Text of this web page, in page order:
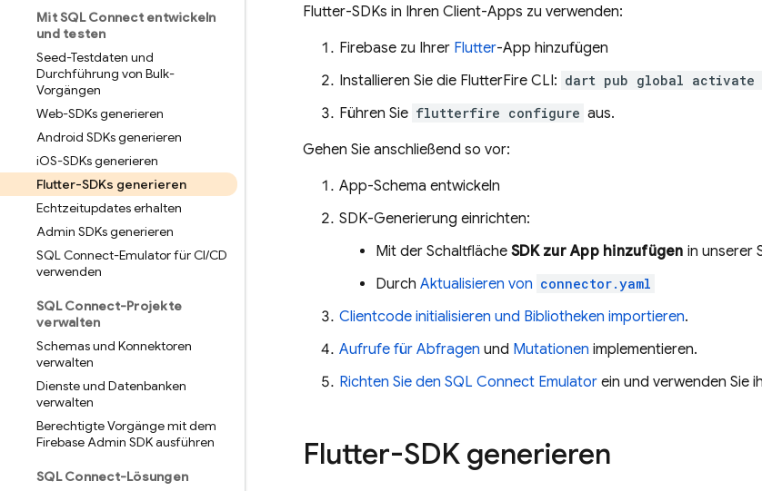
Mit SQL Connect entwickeln
und testen
Seed-Testdaten und
Durchführung von Bulk-
Vorgängen
Web-SDKs generieren
Android SDKs generieren
iOS-SDKs generieren
Flutter-SDKs generieren
Echtzeitupdates erhalten
Admin SDKs generieren
SQL Connect-Emulator für CI/CD
verwenden
SQL Connect-Projekte
verwalten
Schemas und Konnektoren
verwalten
Dienste und Datenbanken
verwalten
Berechtigte Vorgänge mit dem
Firebase Admin SDK ausführen
SQL Connect-Lösungen
Flutter-SDKs in Ihren Client-Apps zu verwenden:
Firebase zu Ihrer Flutter-App hinzufügen
Installieren Sie die FlutterFire CLI: dart pub global
Führen Sie flutterfire configure aus.
Gehen Sie anschließend so vor:
App-Schema entwickeln
SDK-Generierung einrichten:
Mit der Schaltfläche SDK zur App hinzufügen in unserer
Durch Aktualisieren von connector.yaml
Clientcode initialisieren und Bibliotheken importieren.
Aufrufe für Abfragen und Mutationen implementieren.
Richten Sie den SQL Connect Emulator ein und verwenden Sie
Flutter-SDK generieren